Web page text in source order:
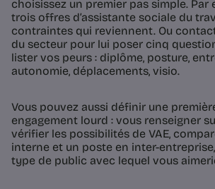
choisissez un premier pas simple. Par
trois offres d’assistante sociale du
contraintes qui reviennent. Ou
du secteur pour lui poser cinq
lister vos peurs : diplôme, posture,
autonomie, déplacements, visio.
Vous pouvez aussi définir une
engagement lourd : vous renseigner
vérifier les possibilités de VAE,
interne et un poste en inter-
type de public avec lequel vous